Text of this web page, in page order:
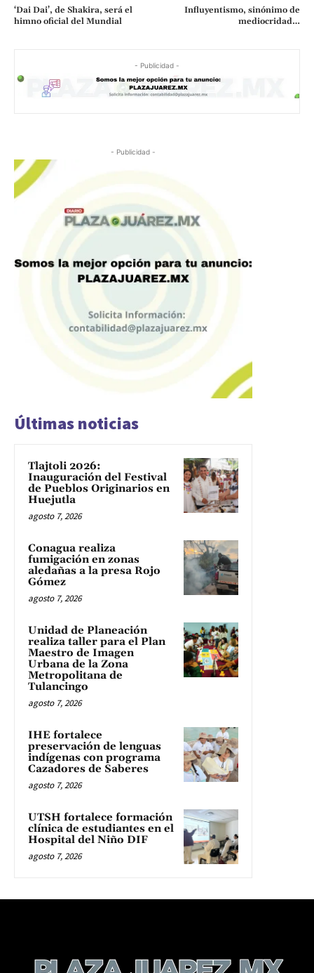
‘Dai Dai’, de Shakira, será el
himno oficial del Mundial
Influyentismo, sinónimo de
mediocridad…
- Publicidad -
- Publicidad -
Últimas noticias
Tlajtoli 2026:
Inauguración del Festival
de Pueblos Originarios en
Huejutla
agosto 7, 2026
Conagua realiza
fumigación en zonas
aledañas a la presa Rojo
Gómez
agosto 7, 2026
Unidad de Planeación
realiza taller para el Plan
Maestro de Imagen
Urbana de la Zona
Metropolitana de
Tulancingo
agosto 7, 2026
IHE fortalece
preservación de lenguas
indígenas con programa
Cazadores de Saberes
agosto 7, 2026
UTSH fortalece formación
clínica de estudiantes en el
Hospital del Niño DIF
agosto 7, 2026